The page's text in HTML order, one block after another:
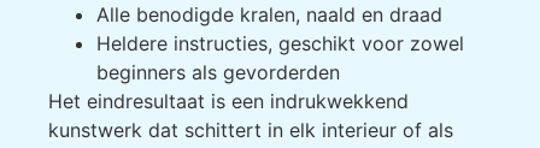
Alle benodigde kralen, naald en draad
Heldere instructies, geschikt voor zowel
beginners als gevorderden
Het eindresultaat is een indrukwekkend
kunstwerk dat schittert in elk interieur of als